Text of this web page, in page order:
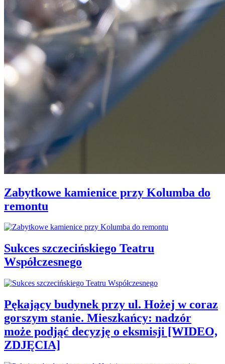
Zabytkowe kamienice przy Kolumba do
remontu
Sukces szczecińskiego Teatru
Współczesnego
Pękający budynek przy ul. Hożej w coraz
gorszym stanie. Mieszkańcy: nadzór
może podjąć decyzję o eksmisji [WIDEO,
ZDJĘCIA]